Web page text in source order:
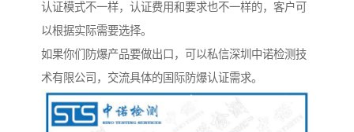
认证模式不一样，认证费用和要求也不一样的，客户可
以根据实际需要选择。
如果你们防爆产品要做出口，可以私信深圳中诺检测技
术有限公司，交流具体的国际防爆认证需求。